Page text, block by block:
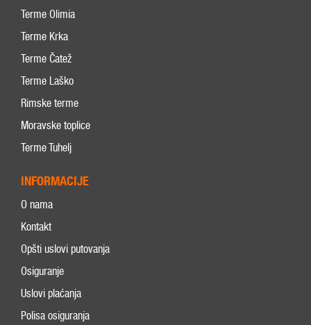
Terme Olimia
Terme Krka
Terme Čatež
Terme Laško
Rimske terme
Moravske toplice
Terme Tuhelj
INFORMACIJE
O nama
Kontakt
Opšti uslovi putovanja
Osiguranje
Uslovi plaćanja
Polisa osiguranja